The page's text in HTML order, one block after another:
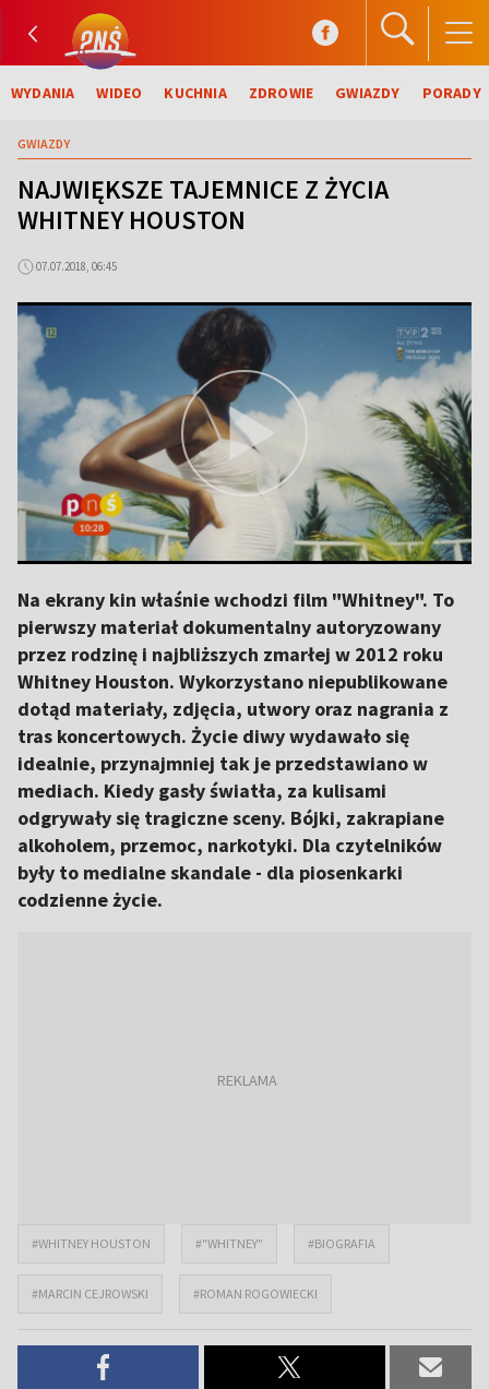
WYDANIA WIDEO KUCHNIA ZDROWIE GWIAZDY PORADY
GWIAZDY
NAJWIĘKSZE TAJEMNICE Z ŻYCIA
WHITNEY HOUSTON
07.07.2018, 06:45
Na ekrany kin właśnie wchodzi film "Whitney". To
pierwszy materiał dokumentalny autoryzowany
przez rodzinę i najbliższych zmarłej w 2012 roku
Whitney Houston. Wykorzystano niepublikowane
dotąd materiały, zdjęcia, utwory oraz nagrania z
tras koncertowych. Życie diwy wydawało się
idealnie, przynajmniej tak je przedstawiano w
mediach. Kiedy gasły światła, za kulisami
odgrywały się tragiczne sceny. Bójki, zakrapiane
alkoholem, przemoc, narkotyki. Dla czytelników
były to medialne skandale - dla piosenkarki
codzienne życie.
#WHITNEY HOUSTON #"WHITNEY" #BIOGRAFIA
#MARCIN CEJROWSKI #ROMAN ROGOWIECKI